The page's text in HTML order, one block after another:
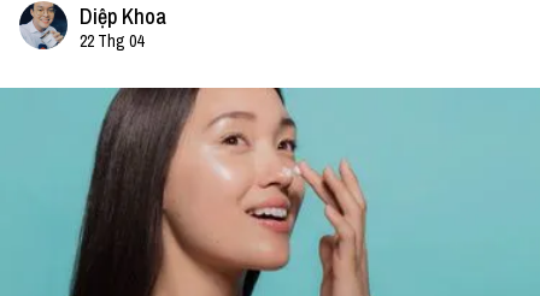
Diệp Khoa
22 Thg 04